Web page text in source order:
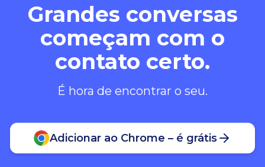
Grandes conversas
começam com o
contato certo.
É hora de encontrar o seu.
Adicionar ao Chrome – é grátis